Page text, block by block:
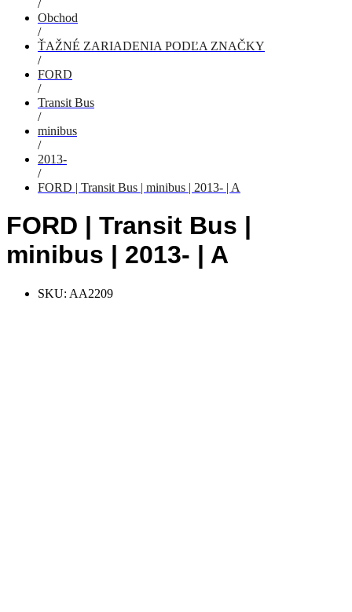
/
Obchod
/
ŤAŽNÉ ZARIADENIA PODĽA ZNAČKY
/
FORD
/
Transit Bus
/
minibus
/
2013-
/
FORD | Transit Bus | minibus | 2013- | A
FORD | Transit Bus |
minibus | 2013- | A
SKU: AA2209